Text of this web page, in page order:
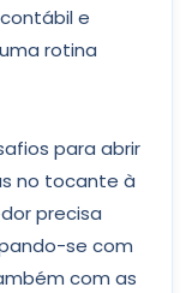
e
rotina
para abrir
no tocante à
precisa
se com
com as